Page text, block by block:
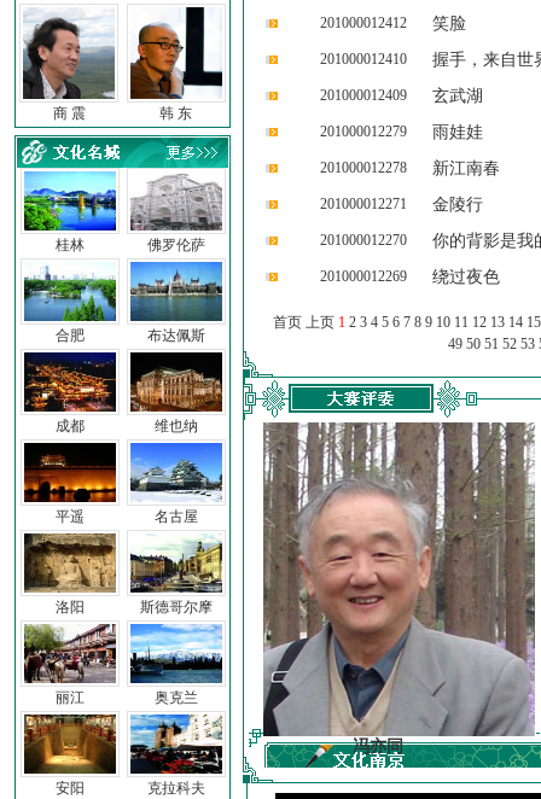
商 震 韩 东
桂林
合肥
成都
平遥
洛阳
丽江
安阳
佛罗伦萨
布达佩斯
维也纳
名古屋
斯德哥尔摩
奥克兰
克拉科夫
201000012412 笑脸
201000012410 握手，来自世
201000012409 玄武湖
201000012279 雨娃娃
201000012278 新江南春
201000012271 金陵行
201000012270 你的背影是我
201000012269 绕过夜色
首页 上页 1 2 3 4 5 6 7 8 9 10 11 12 13 14 15
49 50 51 52 53
子 冯亦同